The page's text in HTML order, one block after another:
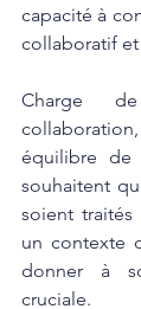
capacité à
collaboratif
Charge
équilibre de
souhaitent
soient
un contexte
donner à
cruciale.